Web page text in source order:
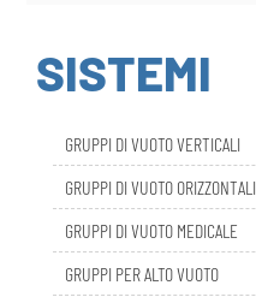
SISTEMI
GRUPPI DI VUOTO ORIZZONTALI
GRUPPI DI VUOTO MEDICALE
GRUPPI PER ALTO VUOTO
GRUPPI INSONORIZZATI